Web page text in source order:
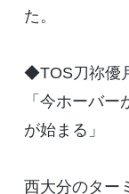
た。
◆TOS刀祢優
「今ホーバ
が始まる」
西大分のター